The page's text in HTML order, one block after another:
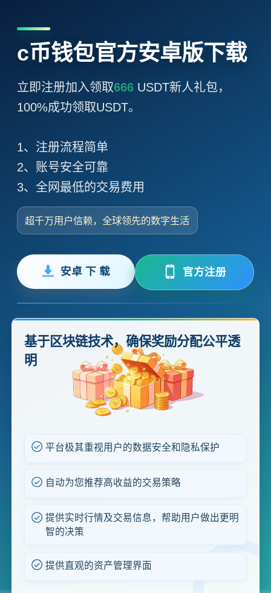
c币钱包官方安卓版下载
立即注册加入领取666USDT新人礼包，
100%成功领取USDT。
1、注册流程简单
2、账号安全可靠
3、全网最低的交易费用
超千万用户信赖，全球领先的数字生活
安卓 下 载 官方注册
基于区块链技术，确保奖励分配公平透
明
平台极其重视用户的数据安全和隐私保护
自动为您推荐高收益的交易策略
提供实时行情及交易信息，帮助用户做出更明
智的决策
提供直观的资产管理界面